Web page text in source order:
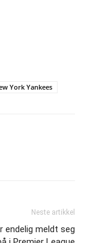
York Yankees
Neste artikkel
endelig meldt seg